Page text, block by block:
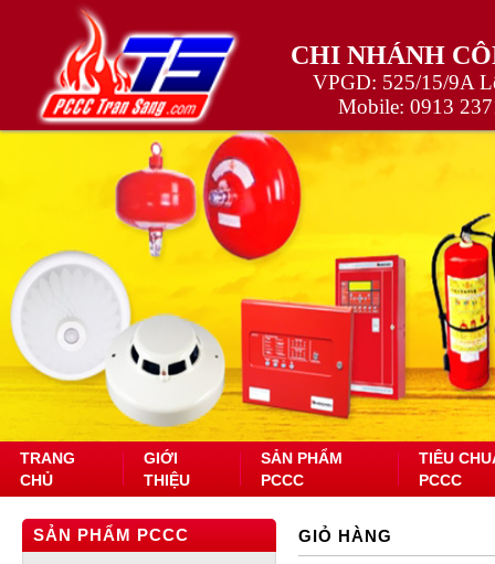
CHI NHÁNH
VPGD: 525/15/9A
Mobile: 0913
TRANG
CHỦ
GIỚI
THIỆU
SẢN PHẨM
PCCC
TIÊU
PCCC
SẢN PHẨM PCCC GIỎ HÀNG